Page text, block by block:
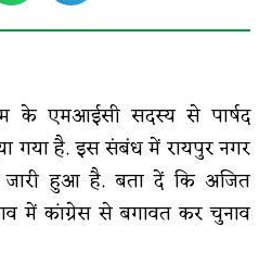
के एमआईसी सदस्य से पार्षद
गया है. इस संबंध में रायपुर नगर
हुआ है. बता दें कि अजित
में कांग्रेस से बगावत कर चुनाव